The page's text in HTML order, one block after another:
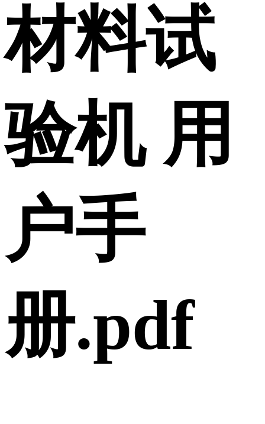
材料试
验机 用
户手
册.pdf